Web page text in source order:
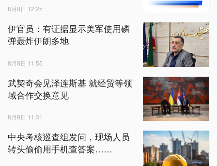
8月8日 12:25
伊官员：有证据显示美军使用磷
弹轰炸伊朗多地
8月8日 11:55
武契奇会见泽连斯基 就经贸等领
域合作交换意见
8月8日 11:31
中央考核巡查组发问，现场人员
转头偷偷用手机查答案……